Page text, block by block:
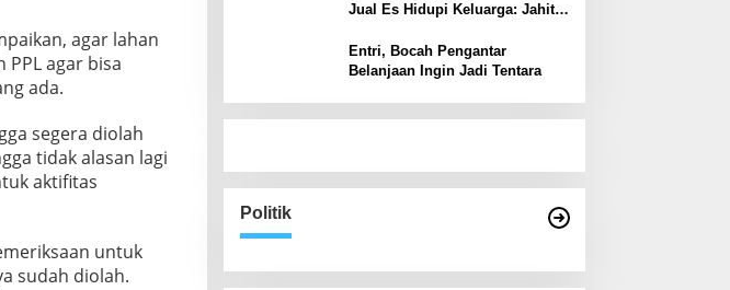
agar lahan
agar bisa
ada.
segera diolah
tidak alasan lagi
aktifitas
untuk
sudah diolah.
Jual Es Hidupi Keluarga: Jahit
Patah
Entri, Bocah Pengantar
Belanjaan Ingin Jadi Tentara
Politik